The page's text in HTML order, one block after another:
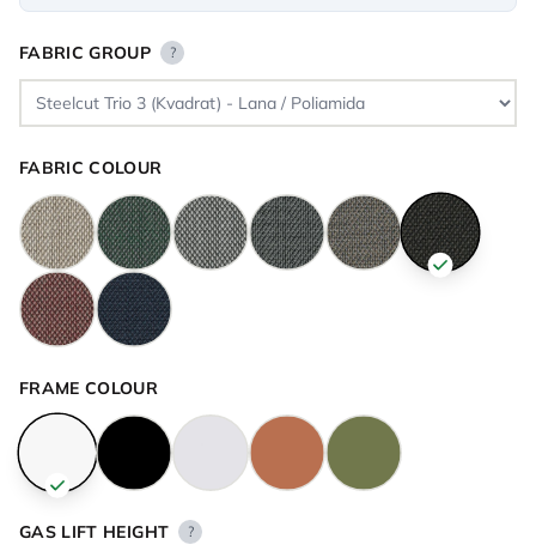
FABRIC GROUP ?
FABRIC COLOUR
FRAME COLOUR
GAS LIFT HEIGHT ?